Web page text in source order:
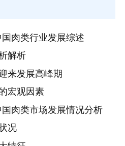
肉类行业发展综述
解析
来发展高峰期
宏观因素
肉类市场发展情况分析
况